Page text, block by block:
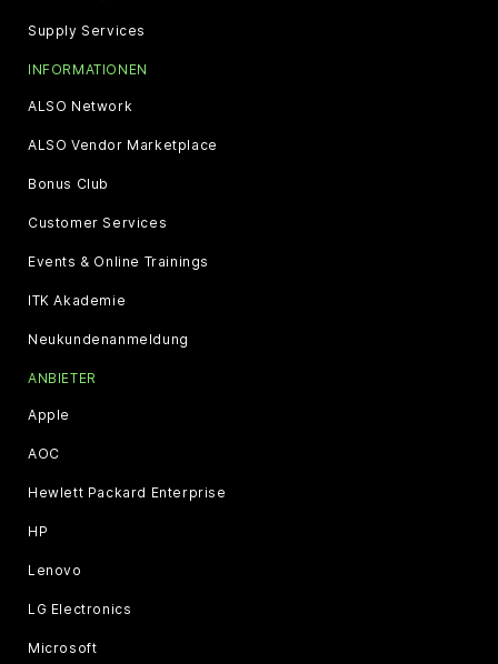
Supply Services
INFORMATIONEN
ALSO Network
ALSO Vendor Marketplace
Bonus Club
Customer Services
Events & Online Trainings
ITK Akademie
Neukundenanmeldung
ANBIETER
Apple
AOC
Hewlett Packard Enterprise
HP
Lenovo
LG Electronics
Microsoft